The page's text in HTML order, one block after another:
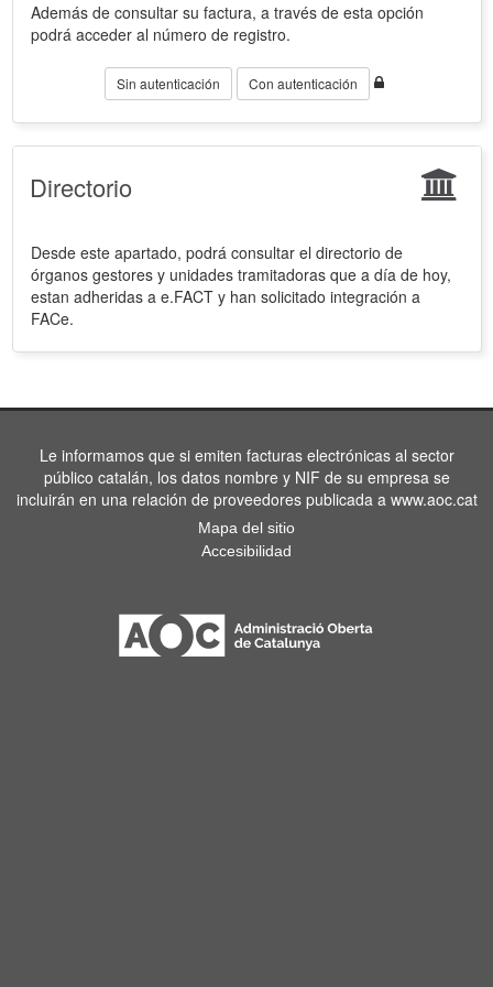
Además de consultar su factura, a través de esta opción
podrá acceder al número de registro.
Sin autenticación Con autenticación
Directorio
Desde este apartado, podrá consultar el directorio de
órganos gestores y unidades tramitadoras que a día de hoy,
estan adheridas a e.FACT y han solicitado integración a
FACe.
Le informamos que si emiten facturas electrónicas al sector
público catalán, los datos nombre y NIF de su empresa se
incluirán en una relación de proveedores publicada a www.aoc.cat
Mapa del sitio
Accesibilidad